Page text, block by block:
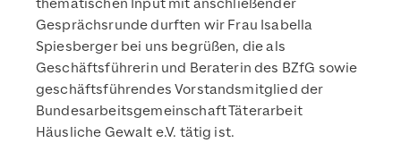
thematischen Input mit anschließender
Gesprächsrunde durften wir Frau Isabella
Spiesberger bei uns begrüßen, die als
Geschäftsführerin und Beraterin des BZfG sowie
geschäftsführendes Vorstandsmitglied der
Bundesarbeitsgemeinschaft Täterarbeit
Häusliche Gewalt e.V. tätig ist.